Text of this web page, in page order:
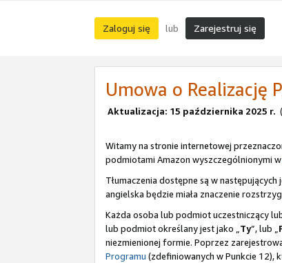
Zaloguj się lub Zarejestruj się
Umowa o Realizację
Aktualizacja: 15 października 2025 r.
Witamy na stronie internetowej
podmiotami Amazon wyszczególnionymi w
Tłumaczenia dostępne są w następujących
angielska będzie miała znaczenie
Każda osoba lub podmiot uczestniczący
lub podmiot określany jest jako „Ty”, lub „
niezmienionej formie. Poprzez
Programu (zdefiniowanych w Punkcie 12),